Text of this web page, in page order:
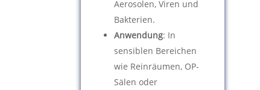
Aerosolen, Viren und
Bakterien.
Anwendung: In
sensiblen Bereichen
wie Reinräumen, OP-
Sälen oder